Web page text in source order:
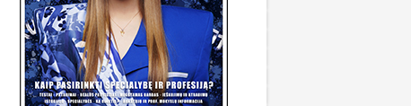
mokyklos ? Ir kur reikia kreiptis? Ačiū
Sveiki, kreiptis reikia prasidėjus studijų metams
į katedrą, kuriai priklauso Jūsų studijų programa.
Sėkmės
Sandra
Konsultuoja Klaipėdos universitetas